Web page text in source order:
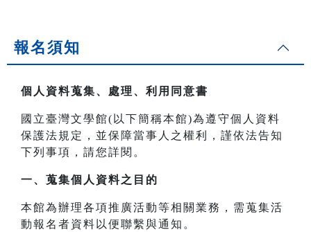
報名須知
個人資料蒐集、處理、利用同意書
國立臺灣文學館(以下簡稱本館)為遵守個人資料
保護法規定，並保障當事人之權利，謹依法告知
下列事項，請您詳閱。
一、 蒐集個人資料之目的
本館為辦理各項推廣活動等相關業務，需蒐集活
動報名者資料以便聯繫與通知。